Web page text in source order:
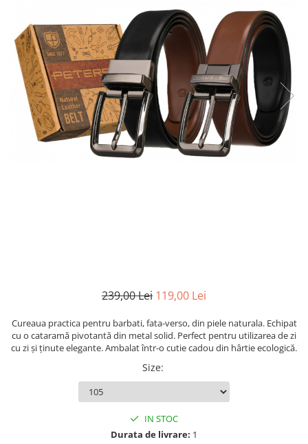
239,00 Lei 119,00 Lei
Cureaua practica pentru barbati, fata-verso, din piele naturala. Echipat
cu o cataramă pivotantă din metal solid. Perfect pentru utilizarea de zi
cu zi și ținute elegante. Ambalat într-o cutie cadou din hârtie ecologică.
Size:
IN STOC
Durata de livrare: 1